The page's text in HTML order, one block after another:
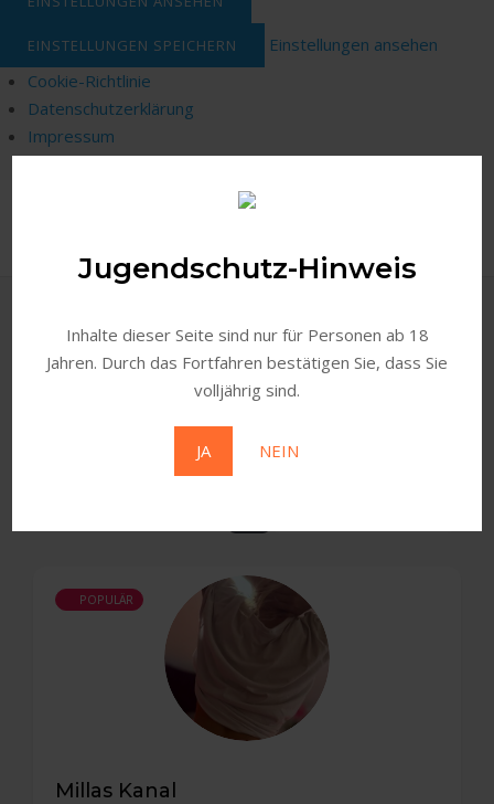
EINSTELLUNGEN SPEICHERN
Einstellungen ansehen
Cookie-Richtlinie
Datenschutzerklärung
Impressum
Jugendschutz-Hinweis
Inhalte dieser Seite sind nur für Personen ab 18
Jahren. Durch das Fortfahren bestätigen Sie, dass Sie
volljährig sind.
JA NEIN
bestfans
POPULÄR
Millas Kanal